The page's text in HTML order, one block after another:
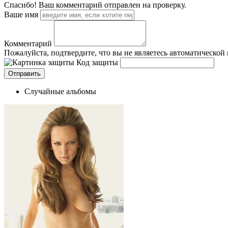
Спасибо! Ваш комментарий отправлен на проверку.
Ваше имя
Комментарий
Пожалуйста, подтвердите, что вы не являетесь
Код защиты
Случайные альбомы